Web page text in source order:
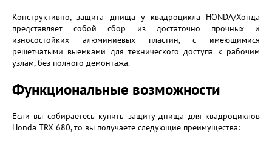
Конструктивно, защита днища у квадроцикла HONDA/Хонда
представляет собой сбор из достаточно прочных и
износостойких алюминиевых пластин, с имеющимися
решетчатыми выемками для технического доступа к рабочим
узлам, без полного демонтажа.
Функциональные возможности
Если вы собираетесь купить защиту днища для квадроциклов
Honda TRX 680, то вы получаете следующие преимущества: